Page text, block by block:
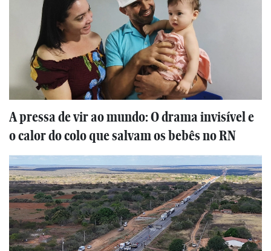
A pressa de vir ao mundo: O drama invisível e
o calor do colo que salvam os bebês no RN